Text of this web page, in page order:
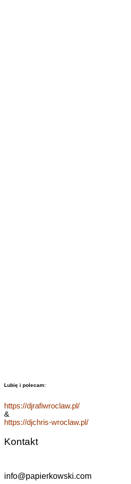
Lubię i polecam:
https://djrafiwroclaw.pl/
&
https://djchris-wroclaw.pl/
Kontakt
info@papierkowski.com